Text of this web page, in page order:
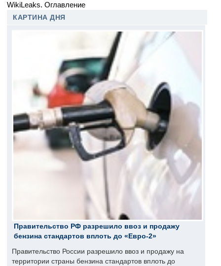
WikiLeaks. Оглавление
КАРТИНА ДНЯ
Правительство РФ разрешило ввоз и продажу
бензина стандартов вплоть до «Евро-2»
Правительство России разрешило ввоз и продажу на
территории страны бензина стандартов вплоть до